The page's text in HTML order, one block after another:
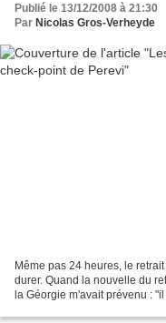
Publié le 13/12/2008 à 21:30
Par Nicolas Gros-Verheyde
Même pas 24 heures, le
durer. Quand la nouvelle du
la Géorgie m'avait prévenu :